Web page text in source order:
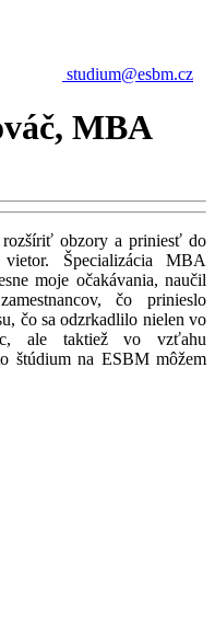
studium@esbm.cz
MBA
obzory a priniesť do
Špecializácia MBA
moje očakávania, naučil
čo prinieslo
čo sa odzrkadlilo nielen vo
ale taktiež vo vzťahu
štúdium na ESBM môžem